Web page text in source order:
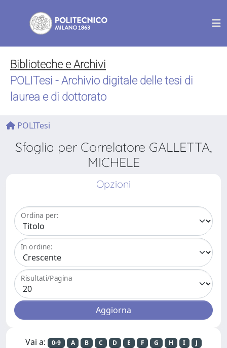
Biblioteche e Archivi
POLITesi - Archivio digitale delle tesi di
laurea e di dottorato
POLITesi
Sfoglia per Correlatore GALLETTA,
MICHELE
Opzioni
Ordina per:
In ordine:
Risultati/Pagina
Vai a: 0-9 A B C D E F G H I
J